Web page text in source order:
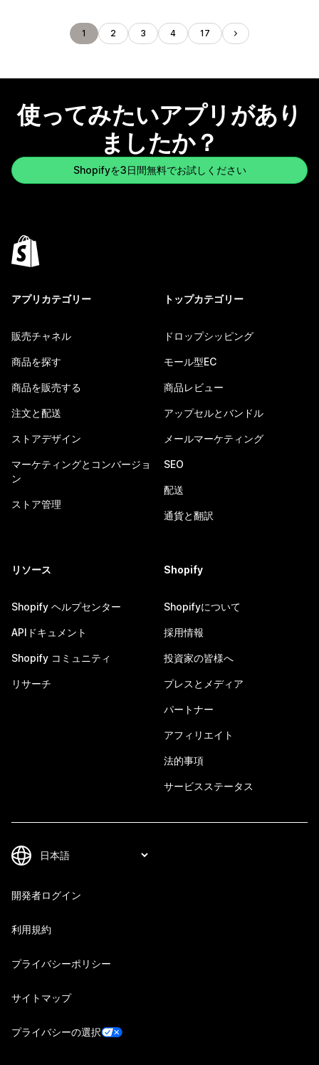
1 2 3 4 17
使ってみたいアプリがあり
ましたか？
Shopifyを3日間無料でお試しください
アプリカテゴリー
販売チャネル
商品を探す
商品を販売する
注文と配送
ストアデザイン
マーケティングとコンバージョ
ン
ストア管理
トップカテゴリー
ドロップシッピング
モール型EC
商品レビュー
アップセルとバンドル
メールマーケティング
SEO
配送
通貨と翻訳
リソース
Shopify ヘルプセンター
APIドキュメント
Shopify コミュニティ
リサーチ
Shopify
Shopifyについて
採用情報
投資家の皆様へ
プレスとメディア
パートナー
アフィリエイト
法的事項
サービスステータス
開発者ログイン
利用規約
プライバシーポリシー
サイトマップ
プライバシーの選択